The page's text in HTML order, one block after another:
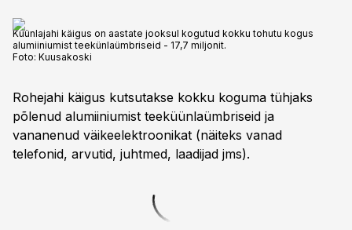
Küünlajahi käigus on aastate jooksul kogutud kokku tohutu kogus
alumiiniumist teekünlaümbriseid - 17,7 miljonit.
Foto: Kuusakoski
Rohejahi käigus kutsutakse kokku koguma tühjaks
põlenud alumiiniumist teeküünlaümbriseid ja
vananenud väikeelektroonikat (näiteks vanad
telefonid, arvutid, juhtmed, laadijad jms).